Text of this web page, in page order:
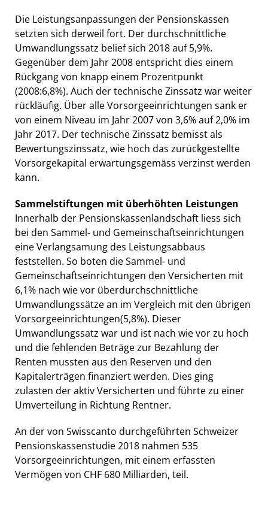
Die Leistungsanpassungen der Pensionskassen
setzten sich derweil fort. Der durchschnittliche
Umwandlungssatz belief sich 2018 auf 5,9%.
Gegenüber dem Jahr 2008 entspricht dies einem
Rückgang von knapp einem Prozentpunkt
(2008:6,8%). Auch der technische Zinssatz war weiter
rückläufig. Über alle Vorsorgeeinrichtungen sank er
von einem Niveau im Jahr 2007 von 3,6% auf 2,0% im
Jahr 2017. Der technische Zinssatz bemisst als
Bewertungszinssatz, wie hoch das zurückgestellte
Vorsorgekapital erwartungsgemäss verzinst werden
kann.
Sammelstiftungen mit überhöhten Leistungen
Innerhalb der Pensionskassenlandschaft liess sich
bei den Sammel- und Gemeinschaftseinrichtungen
eine Verlangsamung des Leistungsabbaus
feststellen. So boten die Sammel- und
Gemeinschaftseinrichtungen den Versicherten mit
6,1% nach wie vor überdurchschnittliche
Umwandlungssätze an im Vergleich mit den übrigen
Vorsorgeeinrichtungen(5,8%). Dieser
Umwandlungssatz war und ist nach wie vor zu hoch
und die fehlenden Beträge zur Bezahlung der
Renten mussten aus den Reserven und den
Kapitalerträgen finanziert werden. Dies ging
zulasten der aktiv Versicherten und führte zu einer
Umverteilung in Richtung Rentner.
An der von Swisscanto durchgeführten Schweizer
Pensionskassenstudie 2018 nahmen 535
Vorsorgeeinrichtungen, mit einem erfassten
Vermögen von CHF 680 Milliarden, teil.